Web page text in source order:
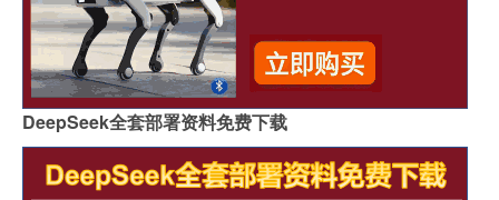
DeepSeek全套部署资料免费下载